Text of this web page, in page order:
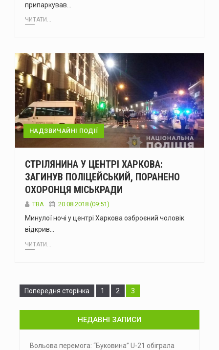
припаркував…
ЧИТАТИ...
НАДЗВИЧАЙНІ ПОДІЇ
СТРІЛЯНИНА У ЦЕНТРІ ХАРКОВА:
ЗАГИНУВ ПОЛІЦЕЙСЬКИЙ, ПОРАНЕНО
ОХОРОНЦЯ МІСЬКРАДИ
TBA 20.08.2018 (09:51)
Минулої ночі у центрі Харкова озброєний чоловік
відкрив…
ЧИТАТИ...
Попередня сторінка Сторінка
1 Сторінка
2 Сторінка
3
НЕДАВНІ ЗАПИСИ
Вольова перемога: “Буковина” U-21 обіграла